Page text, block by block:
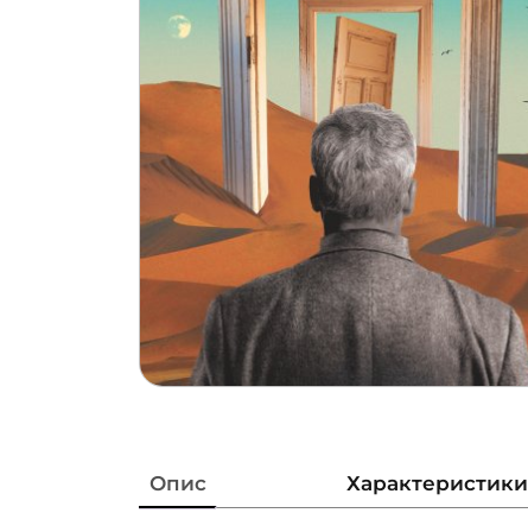
Опис Характеристики